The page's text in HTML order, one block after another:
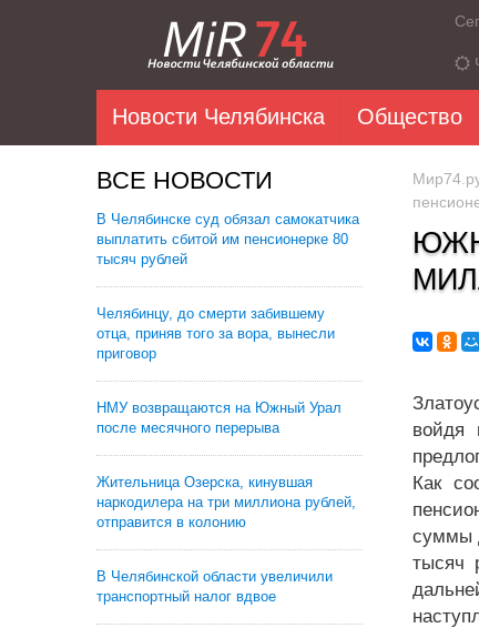
Новости Челябинска Общество
ВСЕ НОВОСТИ
В Челябинске суд обязал самокатчика
выплатить сбитой им пенсионерке 80
тысяч рублей
Челябинцу, до смерти забившему
отца, приняв того за вора, вынесли
приговор
НМУ возвращаются на Южный Урал
после месячного перерыва
Жительница Озерска, кинувшая
наркодилера на три миллиона рублей,
отправится в колонию
В Челябинской области увеличили
транспортный налог вдвое
войдя
Как
суммы
тысяч